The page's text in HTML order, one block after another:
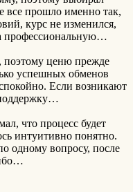
все прошло именно так,
курс не изменился,
профессиональную…
поэтому ценю прежде
успешных обменов
Если возникают
что процесс будет
интуитивно понятно.
одному вопросу, после